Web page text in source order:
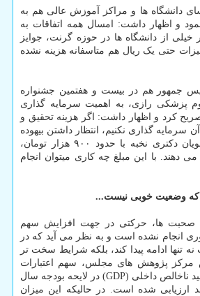
دانشگاه ها و مراکز آموزش عالی هم به
و اظهار داشت: امسال همه اتفاقات به
از دانشگاه ها در حوزه گرنت، جوایز
حتی یک ریال هم متاسفانه هزینه نشده
جمهور هم در بیست و هفتمین جشنواره
پزشکی رازی، به اهمیت سرمایه گذاری
کرد و اظهار داشت: اگر هزینه تحقیق و
سرمایه گذاری نکنیم، انتظار داشتن بیهوده
است. برخی از دانشجویان دکتری نخبه با حدود ۹۰۰ هزار تومان،
دهند. با این مبلغ چه کاری میتوان انجام
وضعیت خوبی نیست...
صحبت ها، حرکتی در جهت افزایش سهم
انجام نشده است و به نظر می آید که در
نه تنها ادامه پیدا کند، بلکه شرایط سخت تر
پژوهش های مجلس، سهم اعتبارات
پژوهش و فناوری از تولید ناخالص داخلی (GDP) در لایحه بودجه سال
۰.۲۵ درصد ارزیابی شده است. در حالیکه این میزان